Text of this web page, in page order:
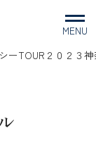
MENU
ーTOUR２０２３